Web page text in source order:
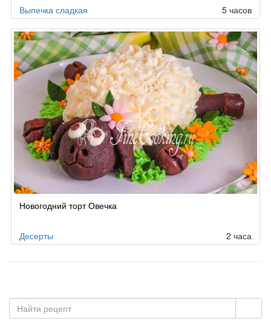
Выпечка сладкая 5 часов
Новогодний торт Овечка
Десерты 2 часа